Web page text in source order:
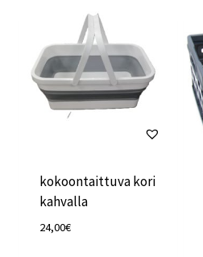
kokoontaittuva kori
kahvalla
24,00€